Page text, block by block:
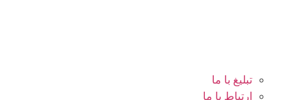
تبلیغ با ما
ارتباط با ما